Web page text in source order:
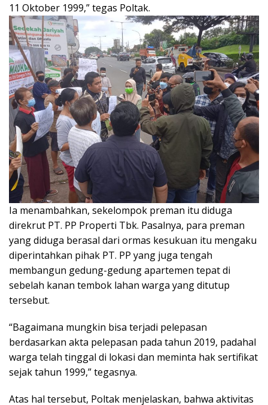
11 Oktober 1999,” tegas Poltak.
Ia menambahkan, sekelompok preman itu diduga
direkrut PT. PP Properti Tbk. Pasalnya, para preman
yang diduga berasal dari ormas kesukuan itu mengaku
diperintahkan pihak PT. PP yang juga tengah
membangun gedung-gedung apartemen tepat di
sebelah kanan tembok lahan warga yang ditutup
tersebut.
“Bagaimana mungkin bisa terjadi pelepasan
berdasarkan akta pelepasan pada tahun 2019, padahal
warga telah tinggal di lokasi dan meminta hak sertifikat
sejak tahun 1999,” tegasnya.
Atas hal tersebut, Poltak menjelaskan, bahwa aktivitas